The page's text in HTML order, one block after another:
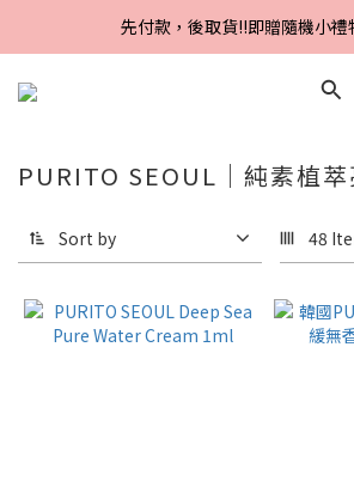
Line好友招募中，首購、回購
先付款，後取貨‼️即贈隨機小禮
Line好友招募中，首購、回購皆
PURITO SEOUL｜純素植萃
Sort by 48